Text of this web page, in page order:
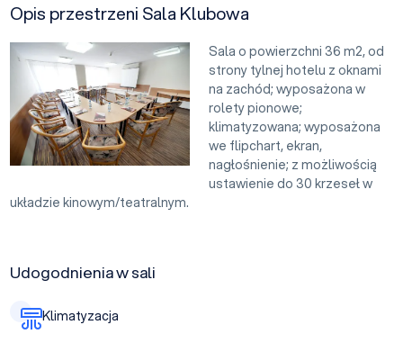
Opis przestrzeni Sala Klubowa
Sala o powierzchni 36 m2, od
strony tylnej hotelu z oknami
na zachód; wyposażona w
rolety pionowe;
klimatyzowana; wyposażona
we flipchart, ekran,
nagłośnienie; z możliwością
ustawienie do 30 krzeseł w
układzie kinowym/teatralnym.
Udogodnienia w sali
Klimatyzacja